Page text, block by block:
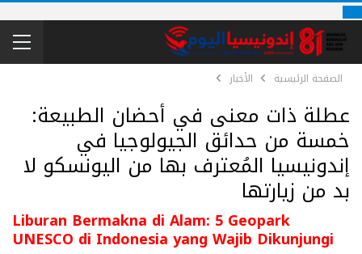
الصفحة الرئيسية الأخبار
عطلة ذات معنى في أحضان الطبيعة:
خمسة من حدائق الجيولوجيا في
إندونيسيا المُعترف بها من اليونسكو لا
بد من زيارتها
Liburan Bermakna di Alam: 5 Geopark
UNESCO di Indonesia yang Wajib Dikunjungi